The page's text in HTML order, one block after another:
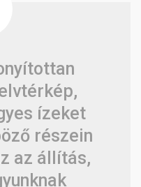
ízeket
részein
az állítás,